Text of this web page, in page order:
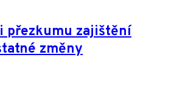
přezkumu zajištění
změny